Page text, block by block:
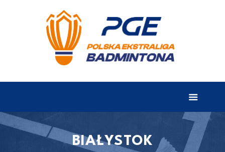
BIAŁYSTOK
EKSTRALIGA
Aktualności
Tabela
Wyniki